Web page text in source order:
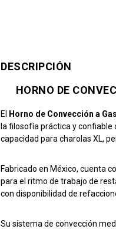
DESCRIPCIÓN
HORNO DE
El Horno de Convección a
la filosofía práctica y
capacidad para charolas XL,
Fabricado en México, cuenta
para el ritmo de trabajo de
con disponibilidad de
Su sistema de convección